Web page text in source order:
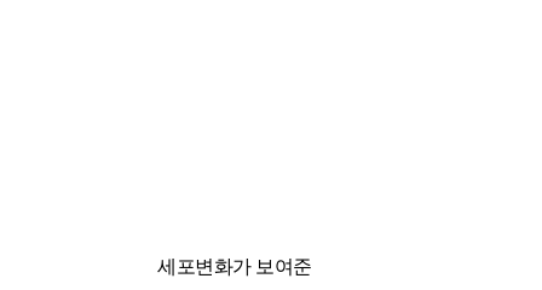
세포변화가 보여준